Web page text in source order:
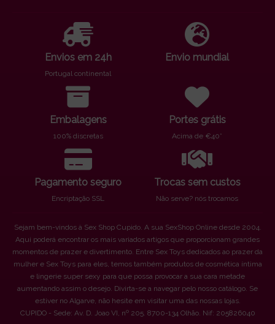
Envios em 24h
Portugal continental
Envio mundial
Embalagens
100% discretas
Portes grátis
Acima de €40*
Pagamento seguro
Encriptação SSL
Trocas sem custos
Não serve? nós trocamos
Sejam bem-vindos à Sex Shop Cupido. A sua SexShop Online desde 2004.
Aqui poderá encontrar os mais variados artigos que proporcionam grandes
momentos de prazer e divertimento. Entre Sex Toys dedicados ao prazer da
mulher e Sex Toys para eles, temos também produtos de cosmética íntima
e lingerie super sexy para que possa provocar a sua cara metade
aumentando assim o desejo. Divirta-se a navegar pelo nosso catálogo. Se
estiver no Algarve, não hesite em visitar uma das nossas lojas.
CUPIDO - Sede: Av. D. Joao VI, nº 205. 8700-134 Olhão. Nif: 205826040